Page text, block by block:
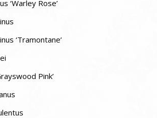
‘Warley Rose’
‘Tramontane’
Pink’